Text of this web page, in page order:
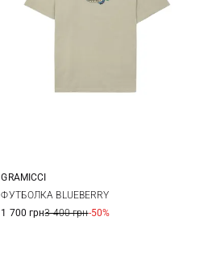
S M
GRAMICCI
ФУТБОЛКА BLUEBERRY
1 700 грн3 400 грн-50%